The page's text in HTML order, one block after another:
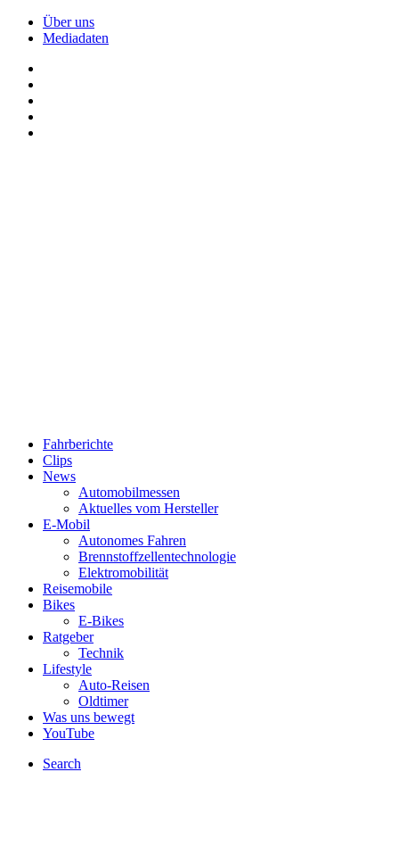
Über uns
Mediadaten
Fahrberichte
Clips
News
Automobilmessen
Aktuelles vom Hersteller
E-Mobil
Autonomes Fahren
Brennstoffzellentechnologie
Elektromobilität
Reisemobile
Bikes
E-Bikes
Ratgeber
Technik
Lifestyle
Auto-Reisen
Oldtimer
Was uns bewegt
YouTube
Search